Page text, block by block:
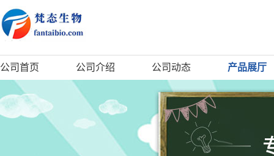
公司首页 公司介绍 公司动态 产品展厅